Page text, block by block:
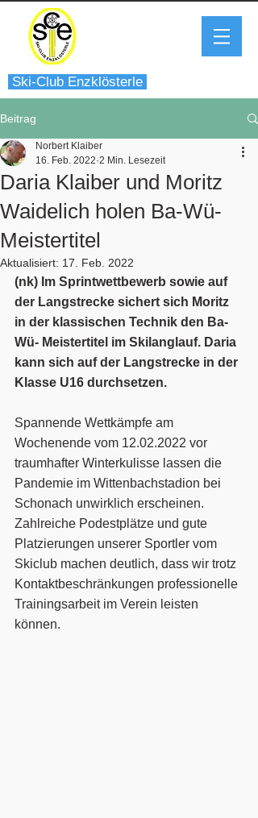
Ski-Club Enzklösterle
Beitrag
Daria Klaiber und Moritz
Waidelich holen Ba-Wü-
Meistertitel
Norbert Klaiber
16. Feb. 2022 2 Min. Lesezeit
Aktualisiert: 17. Feb. 2022
(nk) Im Sprintwettbewerb sowie auf
der Langstrecke sichert sich Moritz
in der klassischen Technik den Ba-
Wü- Meistertitel im Skilanglauf. Daria
kann sich auf der Langstrecke in der
Klasse U16 durchsetzen.
Spannende Wettkämpfe am
Wochenende vom 12.02.2022 vor
traumhafter Winterkulisse lassen die
Pandemie im Wittenbachstadion bei
Schonach unwirklich erscheinen.
Zahlreiche Podestplätze und gute
Platzierungen unserer Sportler vom
Skiclub machen deutlich, dass wir trotz
Kontaktbeschränkungen professionelle
Trainingsarbeit im Verein leisten
können.